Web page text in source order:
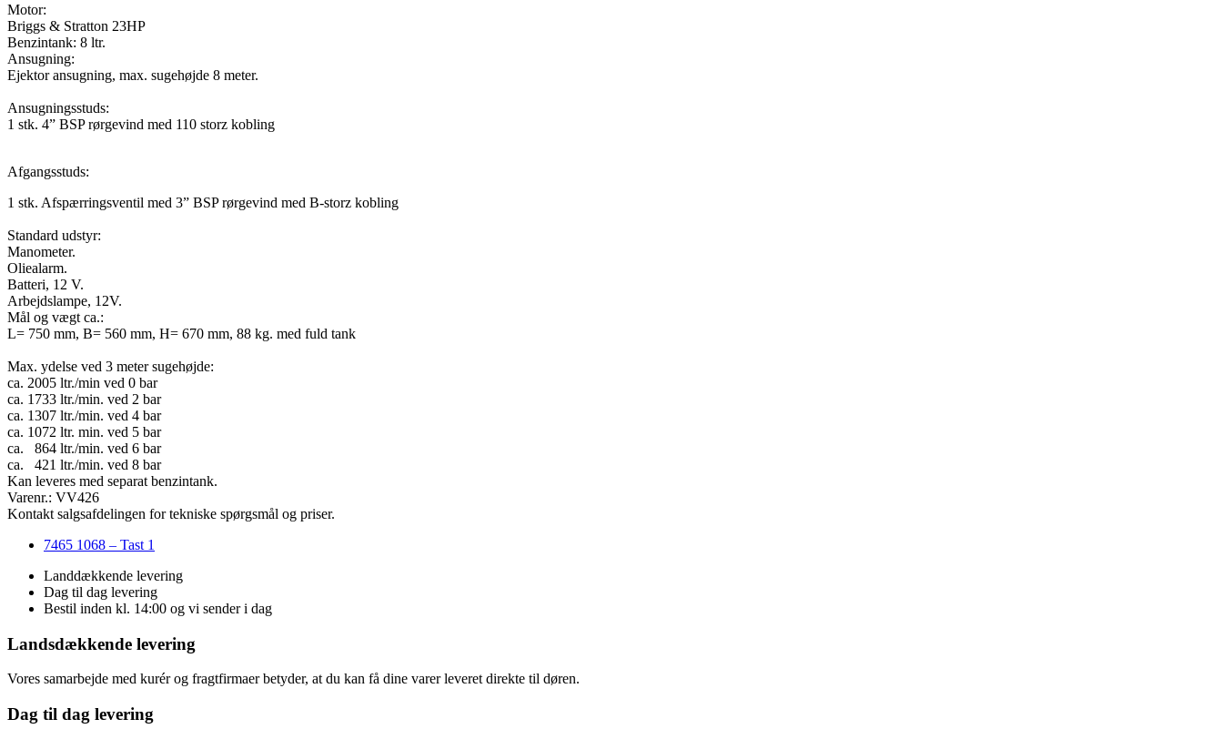
Motor:
Briggs & Stratton 23HP
Benzintank: 8 ltr.
Ansugning:
Ejektor ansugning, max. sugehøjde 8 meter.
Ansugningsstuds:
1 stk. 4” BSP rørgevind med 110 storz kobling
Afgangsstuds:
1 stk. Afspærringsventil med 3” BSP rørgevind med B-storz kobling
Standard udstyr:
Manometer.
Oliealarm.
Batteri, 12 V.
Arbejdslampe, 12V.
Mål og vægt ca.:
L= 750 mm, B= 560 mm, H= 670 mm, 88 kg. med fuld tank
Max. ydelse ved 3 meter sugehøjde:
ca. 2005 ltr./min ved 0 bar
ca. 1733 ltr./min. ved 2 bar
ca. 1307 ltr./min. ved 4 bar
ca. 1072 ltr. min. ved 5 bar
ca. 864 ltr./min. ved 6 bar
ca. 421 ltr./min. ved 8 bar
Kan leveres med separat benzintank.
Varenr.: VV426
Kontakt salgsafdelingen for tekniske spørgsmål og priser.
7465 1068 – Tast 1
Landdækkende levering
Dag til dag levering
Bestil inden kl. 14:00 og vi sender i dag
Landsdækkende levering
Vores samarbejde med kurér og fragtfirmaer betyder, at du kan få dine varer leveret direkte til døren.
Dag til dag levering